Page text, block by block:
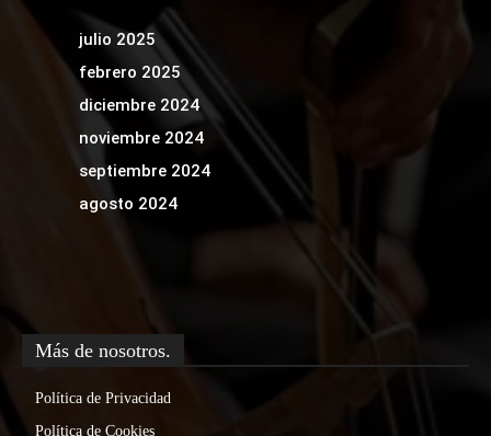
julio 2025
febrero 2025
diciembre 2024
noviembre 2024
septiembre 2024
agosto 2024
Más de nosotros.
Política de Privacidad
Política de Cookies